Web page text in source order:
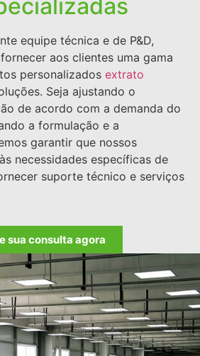
equipe técnica e de P&D,
aos clientes uma gama
personalizados extrato
Seja ajustando o
de acordo com a demanda do
a formulação e a
garantir que nossos
necessidades específicas de
suporte técnico e serviços
sua consulta agora